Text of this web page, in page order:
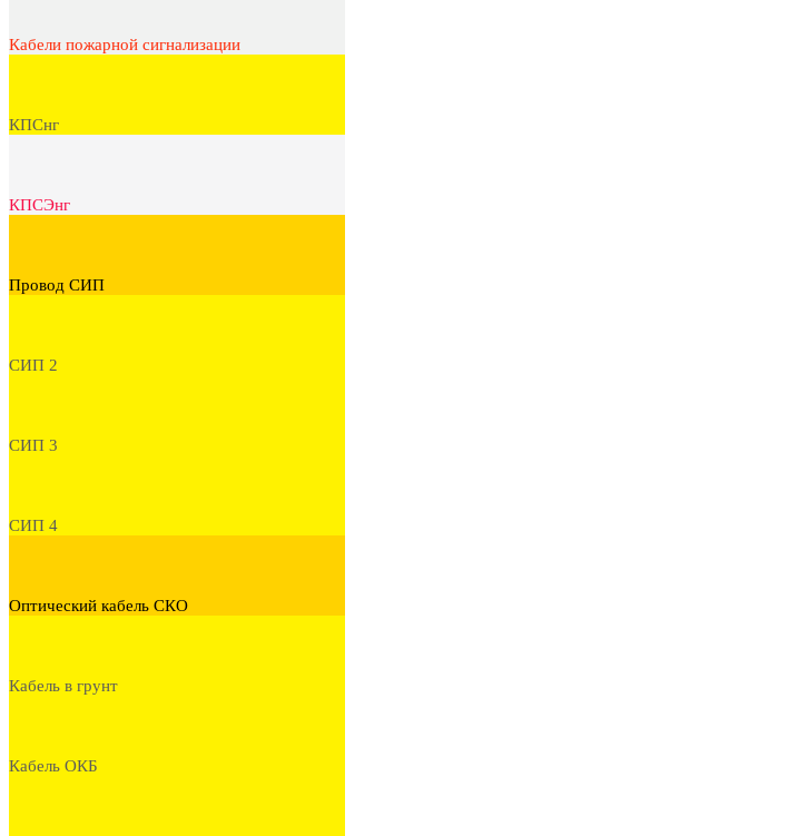
Кабели пожарной сигнализации
КПСнг
КПСЭнг
Провод СИП
СИП 2
СИП 3
СИП 4
Оптический кабель СКО
Кабель в грунт
Кабель ОКБ